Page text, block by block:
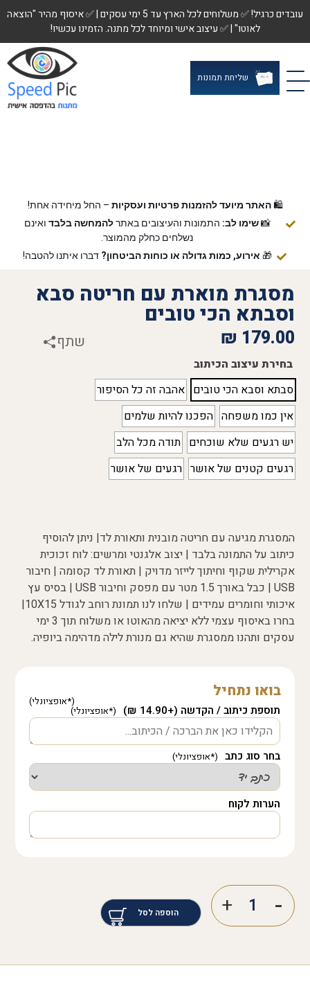
עובדים כרגיל! ✅ משלוחים לכל הארץ עד 5 ימי עסקים | ✅ איסוף מהיר "הוצאה
לאוטו" | ✅ עיצוב אישי ומיוחד לכל מתנה. הזמינו עכשיו!
שליחת תמונות
🛍️האתר מיועד להזמנות פרטיות ועסקיות – החל מיחידה אחת!
📸שימו לב: התמונות והעיצובים באתרלהמחשה בלבד ואינם
נשלחים כחלק מהמוצר.
🎁 אירוע, כמות גדולה או כוחות הביטחון? דברו איתנו להטבה!
מסגרת מוארת עם חריטה סבא
וסבתא הכי טובים
179.00
₪ שתף
בחירת עיצוב הכיתוב
סבתא וסבא הכי טובים אהבה זה כל הסיפור
אין כמו משפחה הפכנו להיות שלמים
יש רגעים שלא שוכחים תודה מכל הלב
רגעים קטנים של אושר רגעים של אושר
המסגרת מגיעה עם חריטה מובנית ותאורת לד| ניתן להוסיף
כיתוב על התמונה בלבד | יצוב אלגנטי ומרשים: לוח זכוכית
אקרילית שקוף וחיתוך לייזר מדויק | תאורת לד קסומה | חיבור
USB | כבל באורך 1.5 מטר עם מפסק וחיבור USB | בסיס עץ
איכותי וחומרים עמידים | שלחו לנו תמונת רוחב לגודל 10X15|
בחרו באיסוף עצמי ללא יציאה מהאוטו או משלוח תוך 3 ימי
עסקים ותהנו ממסגרת שהיא גם מנורת לילה מדהימה ביופיה.
בואו נתחיל
תוספת כיתוב / הקדשה (+14.90 ₪)
בחר סוג כתב
הערות לקוח
הוספה לסל